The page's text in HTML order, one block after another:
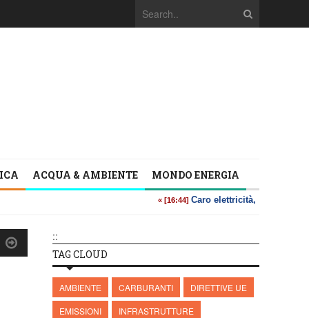
ACQUA & AMBIENTE MONDO ENERGIA
::
TAG CLOUD
AMBIENTE CARBURANTI
DIRETTIVE UE
EMISSIONI
INFRASTRUTTURE